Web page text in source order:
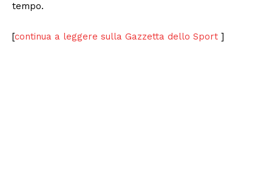
tempo.
[continua a leggere sulla Gazzetta dello Sport ]